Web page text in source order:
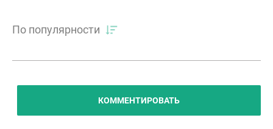
По популярности
КОММЕНТИРОВАТЬ